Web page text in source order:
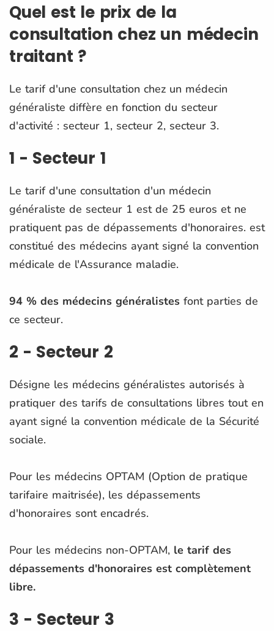
Quel est le prix de la
consultation chez un médecin
traitant ?
Le tarif d'une consultation chez un médecin
généraliste diffère en fonction du secteur
d'activité : secteur 1, secteur 2, secteur 3.
1 - Secteur 1
Le tarif d'une consultation d'un médecin
généraliste de secteur 1 est de 25 euros et ne
pratiquent pas de dépassements d'honoraires. est
constitué des médecins ayant signé la convention
médicale de l'Assurance maladie.
94 % des médecins généralistes font parties de
ce secteur.
2 - Secteur 2
Désigne les médecins généralistes autorisés à
pratiquer des tarifs de consultations libres tout en
ayant signé la convention médicale de la Sécurité
sociale.
Pour les médecins OPTAM (Option de pratique
tarifaire maitrisée), les dépassements
d'honoraires sont encadrés.
Pour les médecins non-OPTAM, le tarif des
dépassements d'honoraires est complètement
libre.
3 - Secteur 3